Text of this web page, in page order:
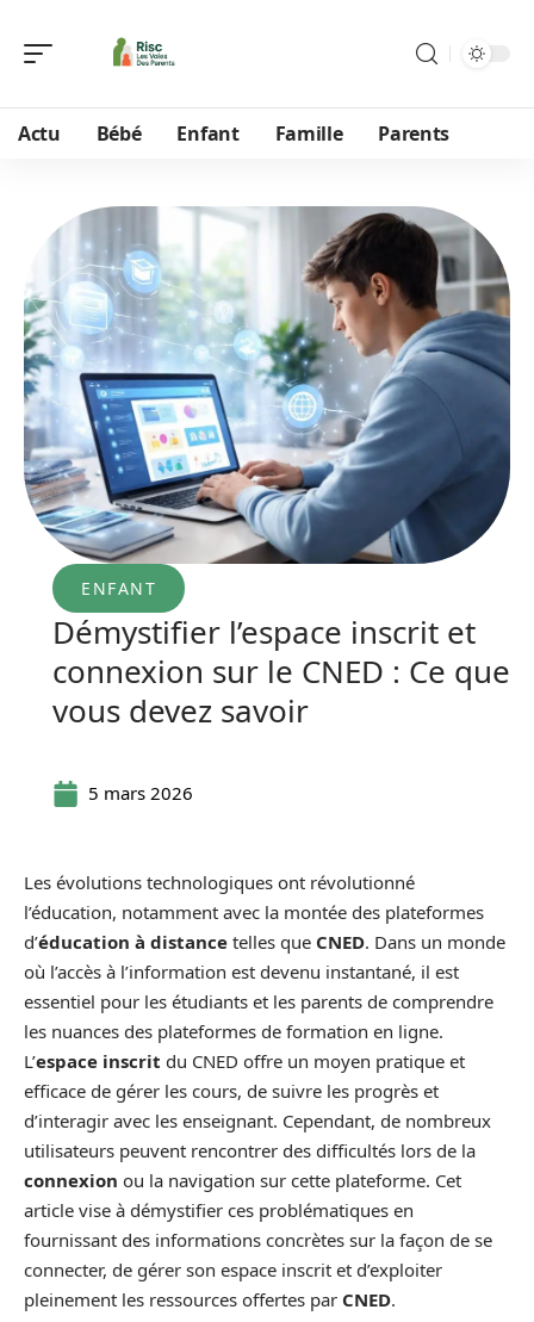
Actu Bébé Enfant Famille Parents
ENFANT
Démystifier l’espace inscrit et
connexion sur le CNED : Ce que
vous devez savoir
5 mars 2026
Les évolutions technologiques ont révolutionné
l’éducation, notamment avec la montée des plateformes
d’éducation à distance telles que CNED. Dans un monde
où l’accès à l’information est devenu instantané, il est
essentiel pour les étudiants et les parents de comprendre
les nuances des plateformes de formation en ligne.
L’espace inscrit du CNED offre un moyen pratique et
efficace de gérer les cours, de suivre les progrès et
d’interagir avec les enseignant. Cependant, de nombreux
utilisateurs peuvent rencontrer des difficultés lors de la
connexion ou la navigation sur cette plateforme. Cet
article vise à démystifier ces problématiques en
fournissant des informations concrètes sur la façon de se
connecter, de gérer son espace inscrit et d’exploiter
pleinement les ressources offertes par CNED.